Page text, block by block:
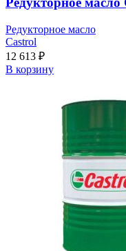
Редукторное масло
Castrol
12 613 ₽
В корзину